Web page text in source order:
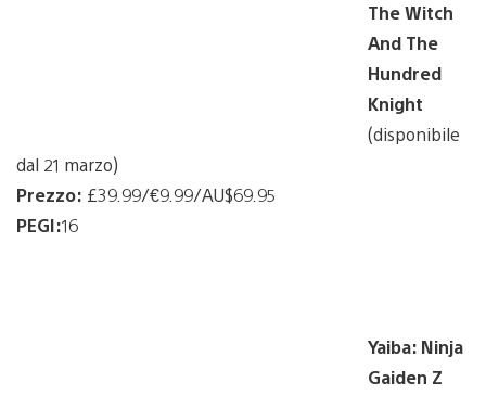
The Witch
And The
Hundred
Knight
(disponibile
dal 21 marzo)
Prezzo: £39.99/€9.99/AU$69.95
PEGI:16
Yaiba: Ninja
Gaiden Z